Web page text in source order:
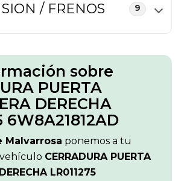
/ FRENOS 9
sobre
PUERTA
DERECHA
6W8A21812AD
Malvarrosa ponemos a tu
CERRADURA PUERTA
LR011275